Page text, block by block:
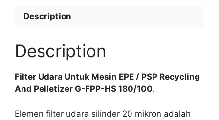
Description
Description
Filter Udara Untuk Mesin EPE / PSP Recycling
And Pelletizer G-FPP-HS 180/100.
Elemen filter udara silinder 20 mikron adalah